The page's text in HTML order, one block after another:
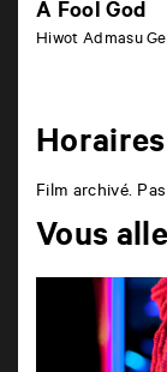
A Fool God
Hiwot Admasu
Film archivé.
Vous